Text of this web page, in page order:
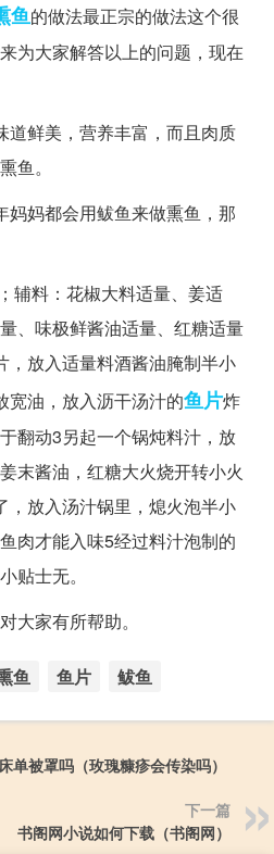
鱼的做法最正宗的做法这个很
为大家解答以上的问题，现在
道鲜美，营养丰富，而且肉质
鱼。
妈妈都会用鲅鱼来做熏鱼，那
辅料：花椒大料适量、姜适
、味极鲜酱油适量、红糖适量
，放入适量料酒酱油腌制半小
宽油，放入沥干汤汁的鱼片炸
翻动3另起一个锅炖料汁，放
末酱油，红糖大火烧开转小火
，放入汤汁锅里，熄火泡半小
肉才能入味5经过料汁泡制的
贴士无。
大家有所帮助。
鱼 鱼片 鲅鱼
单被罩吗（玫瑰糠疹会传染吗）
下一篇
书阁网小说如何下载（书阁网）